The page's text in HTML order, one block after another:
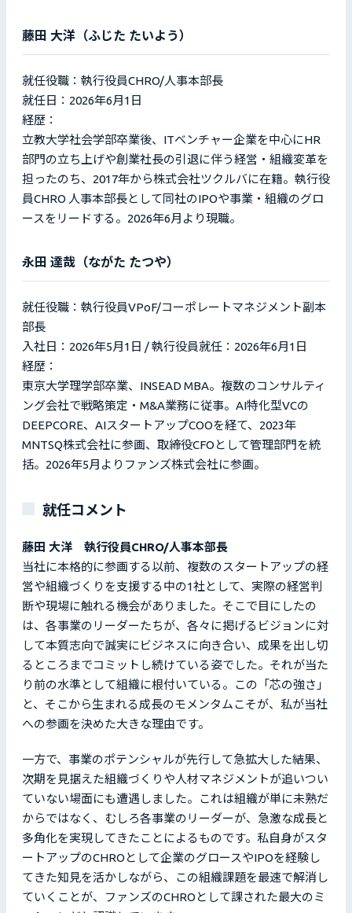
藤田 大洋（ふじた たいよう）
就任役職：執行役員CHRO/人事本部長
就任日：2026年6月1日
経歴：
立教大学社会学部卒業後、ITベンチャー企業を中心にHR
部門の立ち上げや創業社長の引退に伴う経営・組織変革を
担ったのち、2017年から株式会社ツクルバに在籍。執行役
員CHRO 人事本部長として同社のIPOや事業・組織のグロ
ースをリードする。2026年6月より現職。
永田 達哉（ながた たつや）
就任役職：執行役員VPoF/コーポレートマネジメント副本
部長
入社日：2026年5月1日 / 執行役員就任：2026年6月1日
経歴：
東京大学理学部卒業、INSEAD MBA。複数のコンサルティ
ング会社で戦略策定・M&A業務に従事。AI特化型VCの
DEEPCORE、AIスタートアップCOOを経て、2023年
MNTSQ株式会社に参画、取締役CFOとして管理部門を統
括。2026年5月よりファンズ株式会社に参画。
就任コメント
藤田 大洋 執行役員CHRO/人事本部長
当社に本格的に参画する以前、複数のスタートアップの経
営や組織づくりを支援する中の1社として、実際の経営判
断や現場に触れる機会がありました。そこで目にしたの
は、各事業のリーダーたちが、各々に掲げるビジョンに対
して本質志向で誠実にビジネスに向き合い、成果を出し切
るところまでコミットし続けている姿でした。それが当た
り前の水準として組織に根付いている。この「芯の強さ」
と、そこから生まれる成長のモメンタムこそが、私が当社
への参画を決めた大きな理由です。
一方で、事業のポテンシャルが先行して急拡大した結果、
次期を見据えた組織づくりや人材マネジメントが追いつい
ていない場面にも遭遇しました。これは組織が単に未熟だ
からではなく、むしろ各事業のリーダーが、急激な成長と
多角化を実現してきたことによるものです。私自身がスタ
ートアップのCHROとして企業のグロースやIPOを経験し
てきた知見を活かしながら、この組織課題を最速で解消し
ていくことが、ファンズのCHROとして課された最大のミ